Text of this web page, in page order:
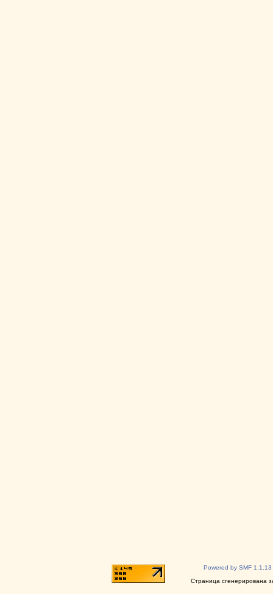
Powered by SMF 1.1.13
Страница сгенерирована